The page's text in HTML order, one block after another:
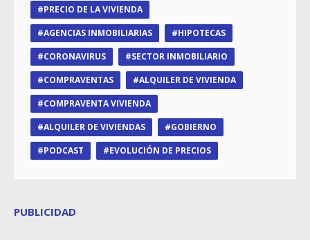
PRECIO DE LA VIVIENDA
AGENCIAS INMOBILIARIAS
HIPOTECAS
CORONAVIRUS
SECTOR INMOBILIARIO
COMPRAVENTAS
ALQUILER DE VIVIENDA
COMPRAVENTA VIVIENDA
ALQUILER DE VIVIENDAS
GOBIERNO
PODCAST
EVOLUCIÓN DE PRECIOS
PUBLICIDAD